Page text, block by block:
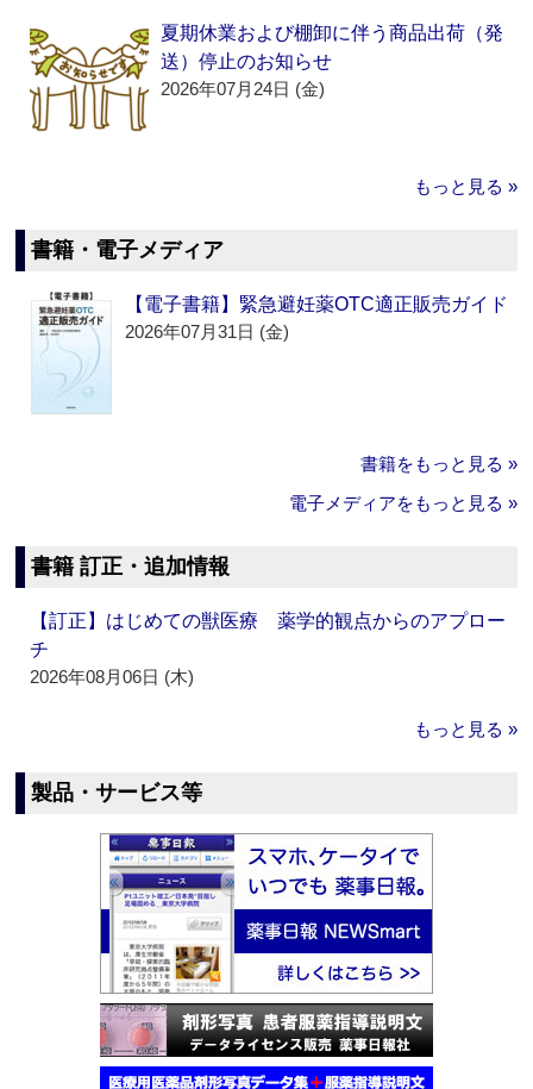
夏期休業および棚卸に伴う商品出荷（発
送）停止のお知らせ
2026年07月24日 (金)
もっと見る »
書籍・電子メディア
【電子書籍】緊急避妊薬OTC適正販売ガイド
2026年07月31日 (金)
書籍をもっと見る »
電子メディアをもっと見る »
書籍 訂正・追加情報
【訂正】はじめての獣医療 薬学的観点からのアプロー
チ
2026年08月06日 (木)
もっと見る »
製品・サービス等